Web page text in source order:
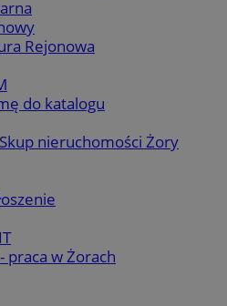
Rejonowa
do katalogu
nieruchomości Żory
praca w Żorach